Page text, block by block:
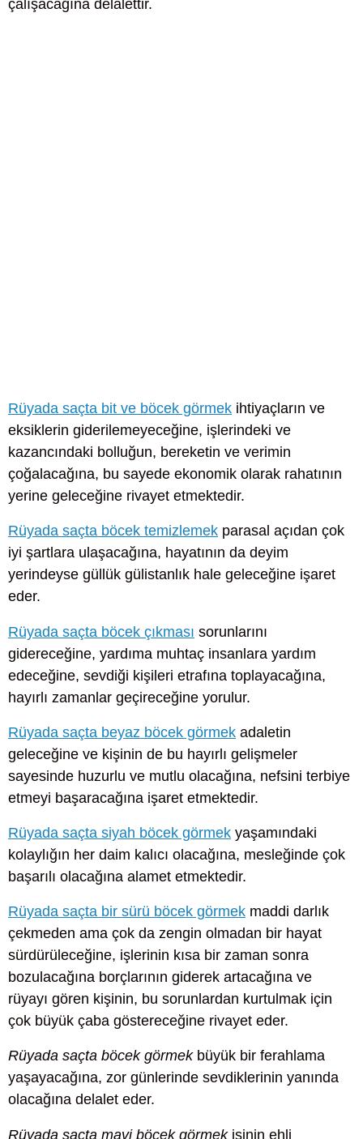
çalışacağına delalettir.
Rüyada saçta bit ve böcek görmek ihtiyaçların ve
eksiklerin giderilemeyeceğine, işlerindeki ve
kazancındaki bolluğun, bereketin ve verimin
çoğalacağına, bu sayede ekonomik olarak rahatının
yerine geleceğine rivayet etmektedir.
Rüyada saçta böcek temizlemek parasal açıdan çok
iyi şartlara ulaşacağına, hayatının da deyim
yerindeyse güllük gülistanlık hale geleceğine işaret
eder.
Rüyada saçta böcek çıkması sorunlarını
gidereceğine, yardıma muhtaç insanlara yardım
edeceğine, sevdiği kişileri etrafına toplayacağına,
hayırlı zamanlar geçireceğine yorulur.
Rüyada saçta beyaz böcek görmek adaletin
geleceğine ve kişinin de bu hayırlı gelişmeler
sayesinde huzurlu ve mutlu olacağına, nefsini terbiye
etmeyi başaracağına işaret etmektedir.
Rüyada saçta siyah böcek görmek yaşamındaki
kolaylığın her daim kalıcı olacağına, mesleğinde çok
başarılı olacağına alamet etmektedir.
Rüyada saçta bir sürü böcek görmek maddi darlık
çekmeden ama çok da zengin olmadan bir hayat
sürdürüleceğine, işlerinin kısa bir zaman sonra
bozulacağına borçlarının giderek artacağına ve
rüyayı gören kişinin, bu sorunlardan kurtulmak için
çok büyük çaba göstereceğine rivayet eder.
Rüyada saçta böcek görmekbüyük bir ferahlama
yaşayacağına, zor günlerinde sevdiklerinin yanında
olacağına delalet eder.
Rüyada saçta mavi böcek görmekişinin ehli